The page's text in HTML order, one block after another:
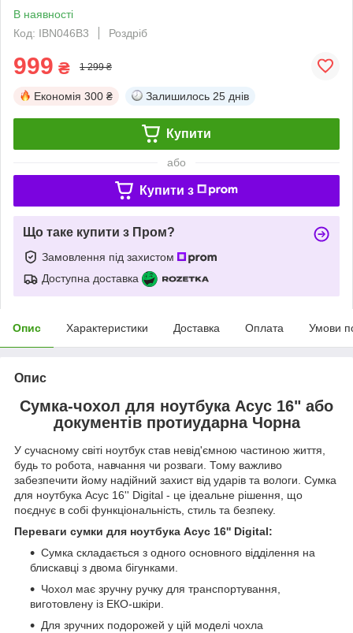
В наявності
Код: IBN046B3
Роздріб
999 ₴ 1 299 ₴
Економія 300 ₴ Залишилось 25 днів
Купити
або
Купити з
Що таке купити з Пром?
Замовлення під захистом
Доступна доставка
Опис Характеристики Доставка Оплата Умови
Опис
Сумка-чохол для ноутбука Асус 16" або
документів протиударна Чорна
У сучасному світі ноутбук став невід'ємною частиною життя,
будь то робота, навчання чи розваги. Тому важливо
забезпечити йому надійний захист від ударів та вологи. Сумка
для ноутбука Асус 16'' Digital - це ідеальне рішення, що
поєднує в собі функціональність, стиль та безпеку.
Переваги сумки для ноутбука Асус 16'' Digital:
Сумка складається з одного основного відділення на
блискавці з двома бігунками.
Чохол має зручну ручку для транспортування,
виготовлену із ЕКО-шкіри.
Для зручних подорожей у цій моделі чохла